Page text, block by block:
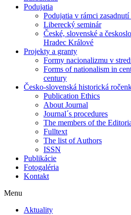
Podujatia
Podujatia v rámci
Liberecký seminár
České, slovenské a
Hradec Králové
Projekty a granty
Formy nacionalizmu v
Forms of nationalism in
century
Česko-slovenská historická
Publication Ethics
About Journal
Journal´s procedures
The members of the
Fulltext
The list of Authors
ISSN
Publikácie
Fotogaléria
Kontakt
Menu
Aktuality